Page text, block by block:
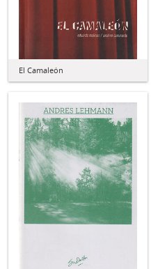
El Camaleón